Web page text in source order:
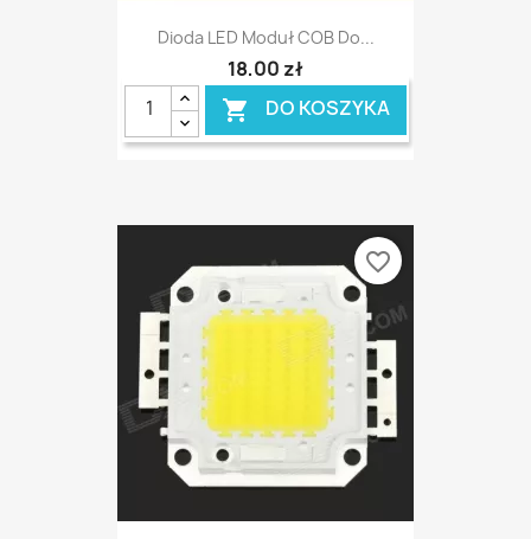
Dioda LED Moduł COB Do...
18,00 zł
 DO KOSZYKA
favorite_border